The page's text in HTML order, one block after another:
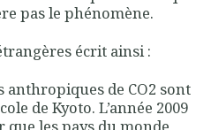
pas le phénomène.
écrit ainsi :
anthropiques de CO2 sont
de Kyoto. L’année 2009